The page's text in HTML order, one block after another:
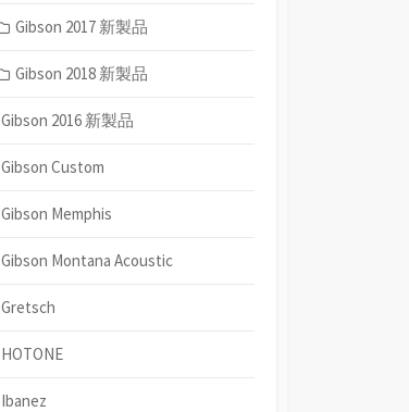
Gibson 2017 新製品
Gibson 2018 新製品
Gibson 2016 新製品
Gibson Custom
Gibson Memphis
Gibson Montana Acoustic
Gretsch
HOTONE
Ibanez